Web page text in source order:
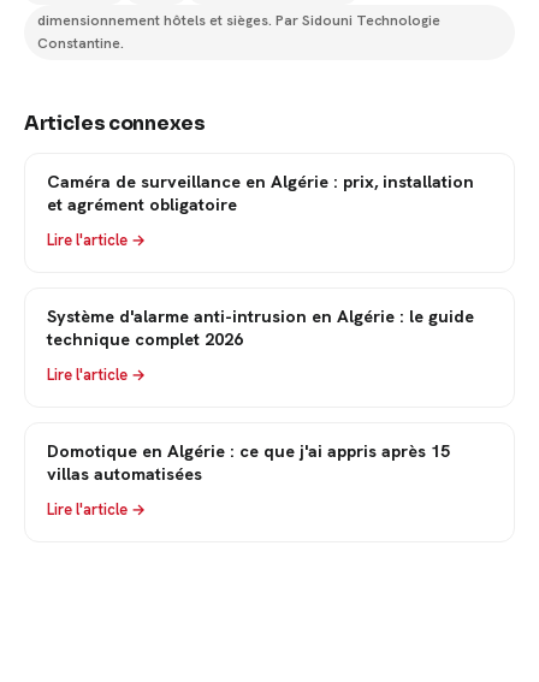
dimensionnement hôtels et sièges. Par Sidouni Technologie
Constantine.
Articles connexes
Caméra de surveillance en Algérie : prix, installation
et agrément obligatoire
Lire l'article →
Système d'alarme anti-intrusion en Algérie : le guide
technique complet 2026
Lire l'article →
Domotique en Algérie : ce que j'ai appris après 15
villas automatisées
Lire l'article →